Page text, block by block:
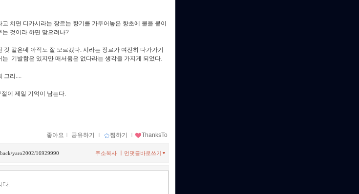
치면 디카시라는 장르는 향기를 가두어놓은 향초에 불을 붙이
는 것이라 하면 맞으려나?
같은데 아직도 잘 모르겠다. 시라는 장르가 여전히 다가가기
기발함은 있지만 매서움은 없다라는 생각을 가지게 되었다.
그리....
이 제일 기억이 남는다.
좋아요 ｌ 공유하기 ｌ 찜하기 ｌ ThanksTo
yaro2002/16929990 먼댓글바로쓰기
주소복사